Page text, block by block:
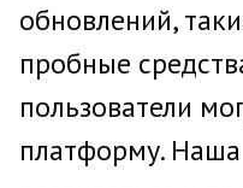
обновлений,
пробные
пользователи
платформу.